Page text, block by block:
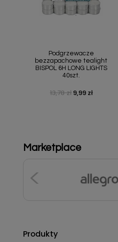
Podgrzewacze
bezzapachowe tealight
BISPOL 6H LONG LIGHTS
40szt.
Cena podstawowa
13,78 zł Cena
9,99 zł
Marketplace
Produkty